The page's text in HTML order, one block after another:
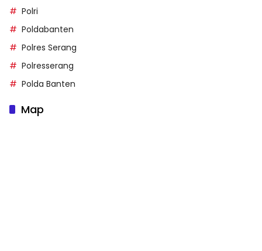
Polri
Poldabanten
Polres Serang
Polresserang
Polda Banten
Map